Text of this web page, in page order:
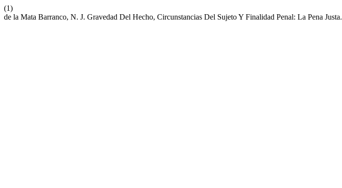
(1)
de la Mata Barranco, N. J. Gravedad Del Hecho, Circunstancias Del Sujeto Y Finalidad Penal: La Pena Justa.